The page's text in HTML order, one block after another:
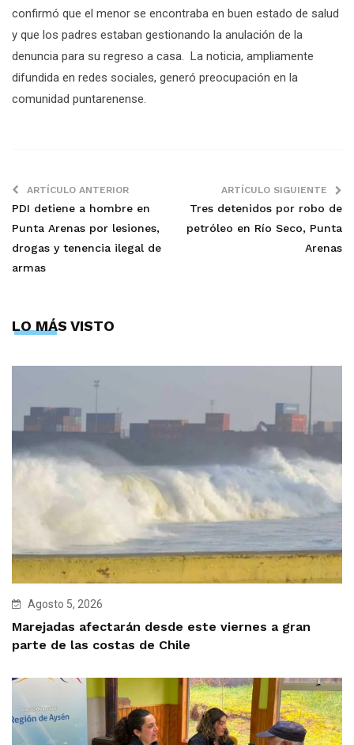
confirmó que el menor se encontraba en buen estado de salud
y que los padres estaban gestionando la anulación de la
denuncia para su regreso a casa. La noticia, ampliamente
difundida en redes sociales, generó preocupación en la
comunidad puntarenense.
ARTÍCULO ANTERIOR
PDI detiene a hombre en
Punta Arenas por lesiones,
drogas y tenencia ilegal de
armas
ARTÍCULO SIGUIENTE
Tres detenidos por robo de
petróleo en Río Seco, Punta
Arenas
LO MÁS VISTO
Agosto 5, 2026
Marejadas afectarán desde este viernes a gran
parte de las costas de Chile